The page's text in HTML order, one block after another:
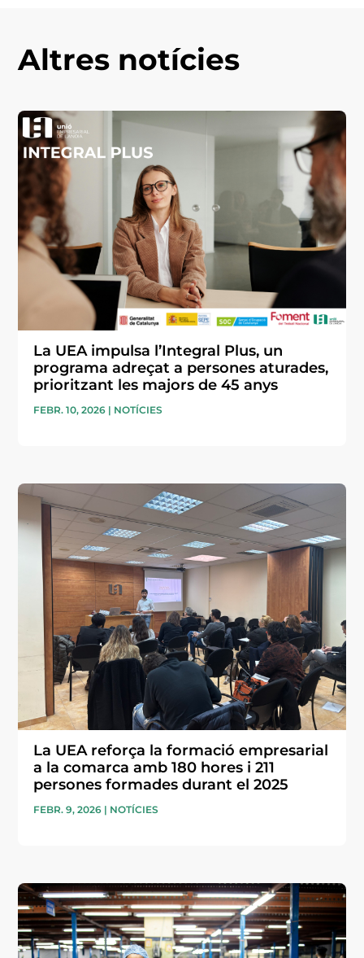
Altres notícies
La UEA impulsa l’Integral Plus, un
programa adreçat a persones aturades,
prioritzant les majors de 45 anys
FEBR. 10, 2026 | NOTÍCIES
La UEA reforça la formació empresarial
a la comarca amb 180 hores i 211
persones formades durant el 2025
FEBR. 9, 2026 | NOTÍCIES